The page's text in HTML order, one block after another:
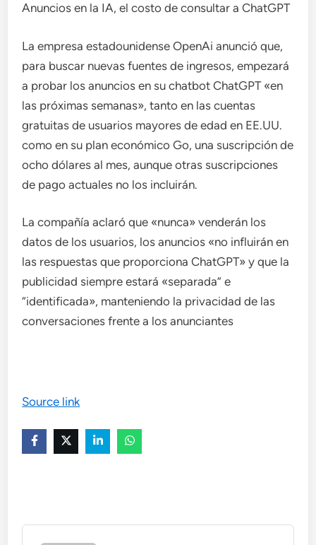
Anuncios en la IA, el costo de consultar a ChatGPT
La empresa estadounidense OpenAi anunció que,
para buscar nuevas fuentes de ingresos, empezará
a probar los anuncios en su chatbot ChatGPT «en
las próximas semanas», tanto en las cuentas
gratuitas de usuarios mayores de edad en EE.UU.
como en su plan económico Go, una suscripción de
ocho dólares al mes, aunque otras suscripciones
de pago actuales no los incluirán.
La compañía aclaró que «nunca» venderán los
datos de los usuarios, los anuncios «no influirán en
las respuestas que proporciona ChatGPT» y que la
publicidad siempre estará «separada” e
“identificada», manteniendo la privacidad de las
conversaciones frente a los anunciantes
Source link